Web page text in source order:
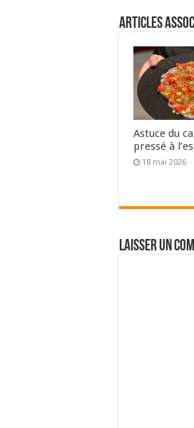
Articles
Astuce du
pressé à
18 mai 2026
Laisser un